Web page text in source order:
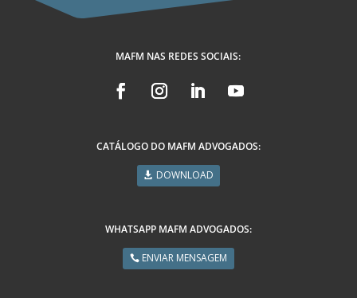
MAFM NAS REDES SOCIAIS:
CATÁLOGO DO MAFM ADVOGADOS:
DOWNLOAD
WHATSAPP MAFM ADVOGADOS:
ENVIAR MENSAGEM